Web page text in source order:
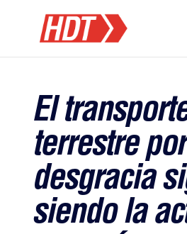
El
terrestre por
desgracia
siendo la